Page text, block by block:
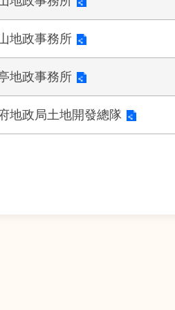
地政事務所
地政事務所
地政局土地開發總隊